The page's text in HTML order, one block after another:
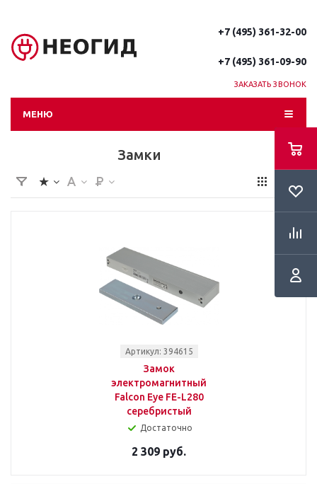
+7 (495) 361-32-00
+7 (495) 361-09-90
ЗАКАЗАТЬ ЗВОНОК
МЕНЮ
Замки
Артикул: 394615
Замок
электромагнитный
Falcon Eye FE-L280
серебристый
Достаточно
2 309 руб.